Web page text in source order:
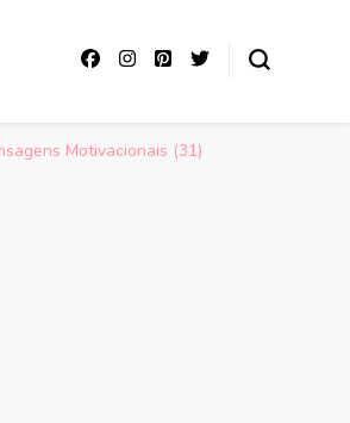
Motivacionais (31)